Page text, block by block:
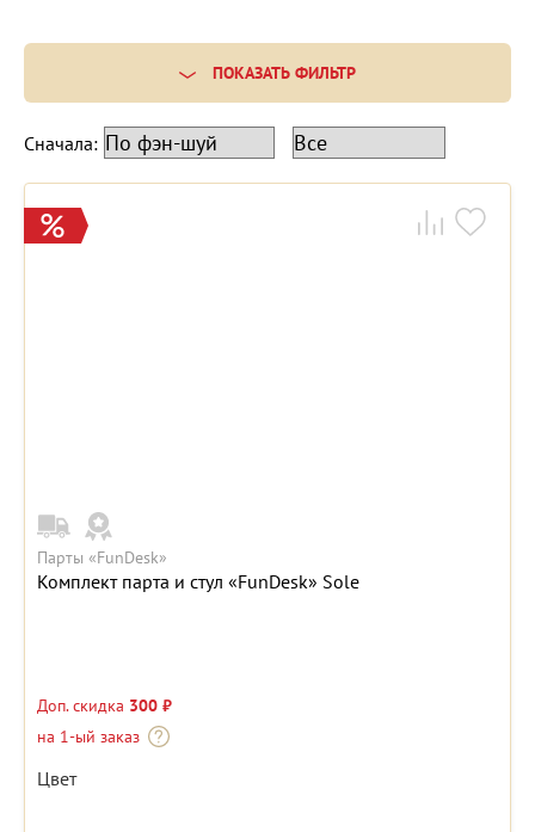
ПОКАЗАТЬ ФИЛЬТР
Сначала:
Парты «FunDesk»
Комплект парта и стул «FunDesk» Sole
Доп. скидка 300 ₽
на 1-ый заказ
Цвет